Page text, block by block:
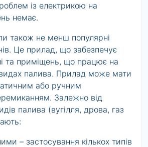
із електрикою на
немає.
також не менш популярні
Це прилад, що забезпечує
та приміщень, що працює на
палива. Прилад може мати
або ручним
Залежно від
палива (вугілля, дрова, газ
– застосування кількох типів